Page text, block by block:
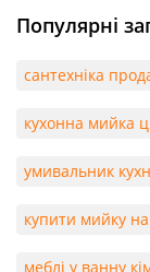
Популярні
сантехніка
кухонна мийка
умивальник
купити мийку
меблі у ванну